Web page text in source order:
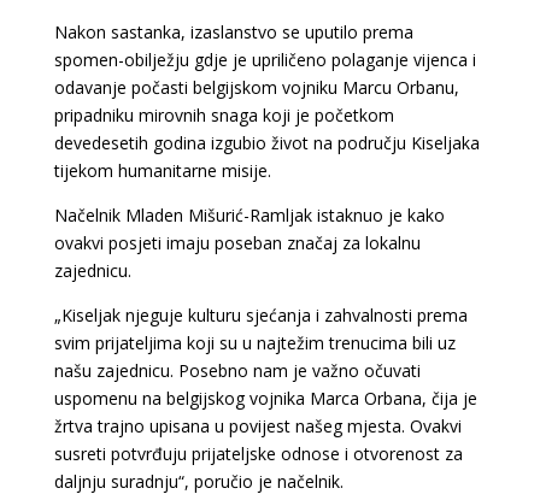
Nakon sastanka, izaslanstvo se uputilo prema
spomen-obilježju gdje je upriličeno polaganje vijenca i
odavanje počasti belgijskom vojniku Marcu Orbanu,
pripadniku mirovnih snaga koji je početkom
devedesetih godina izgubio život na području Kiseljaka
tijekom humanitarne misije.
Načelnik Mladen Mišurić-Ramljak istaknuo je kako
ovakvi posjeti imaju poseban značaj za lokalnu
zajednicu.
„Kiseljak njeguje kulturu sjećanja i zahvalnosti prema
svim prijateljima koji su u najtežim trenucima bili uz
našu zajednicu. Posebno nam je važno očuvati
uspomenu na belgijskog vojnika Marca Orbana, čija je
žrtva trajno upisana u povijest našeg mjesta. Ovakvi
susreti potvrđuju prijateljske odnose i otvorenost za
daljnju suradnju“, poručio je načelnik.